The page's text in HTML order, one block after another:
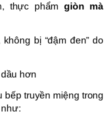
thực phẩmgiòn mà
bị “đậm đen” do
hơn
truyền miệng trong